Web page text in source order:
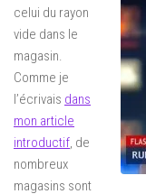
celui du rayon
vide dans le
magasin.
Comme je
l’écrivais dans
mon article
introductif, de
nombreux
magasins sont